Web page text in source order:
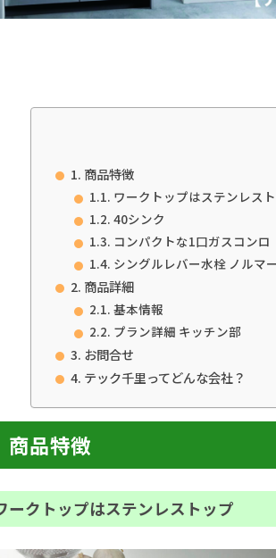
商品特徴
ワークトップはステンレス
40シンク
コンパクトな1口ガスコンロ
シングルレバー水栓 ノルマ
商品詳細
基本情報
プラン詳細 キッチン部
お問合せ
テック千里ってどんな会社？
商品特徴
ークトップはステンレストップ